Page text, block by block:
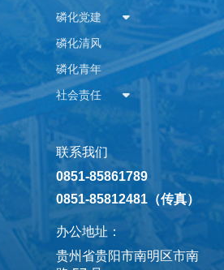
磷化党建
磷化清风
磷化青年
社会责任
联系我们
0851-85861789
0851-85812481（传真）
办公地址：
贵州省贵阳市南明区市南